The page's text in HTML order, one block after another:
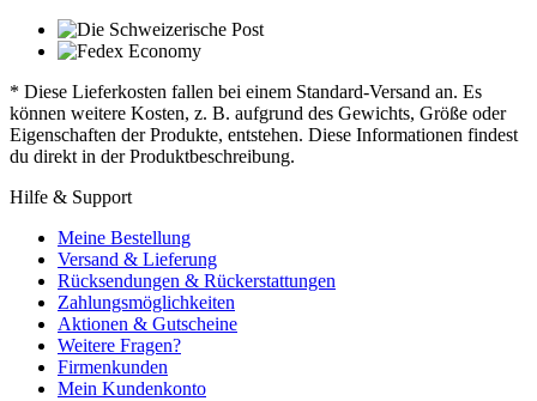
* Diese Lieferkosten fallen bei einem Standard-Versand an. Es
können weitere Kosten, z. B. aufgrund des Gewichts, Größe oder
Eigenschaften der Produkte, entstehen. Diese Informationen findest
du direkt in der Produktbeschreibung.
Hilfe & Support
Meine Bestellung
Versand & Lieferung
Rücksendungen & Rückerstattungen
Zahlungsmöglichkeiten
Aktionen & Gutscheine
Weitere Fragen?
Firmenkunden
Mein Kundenkonto